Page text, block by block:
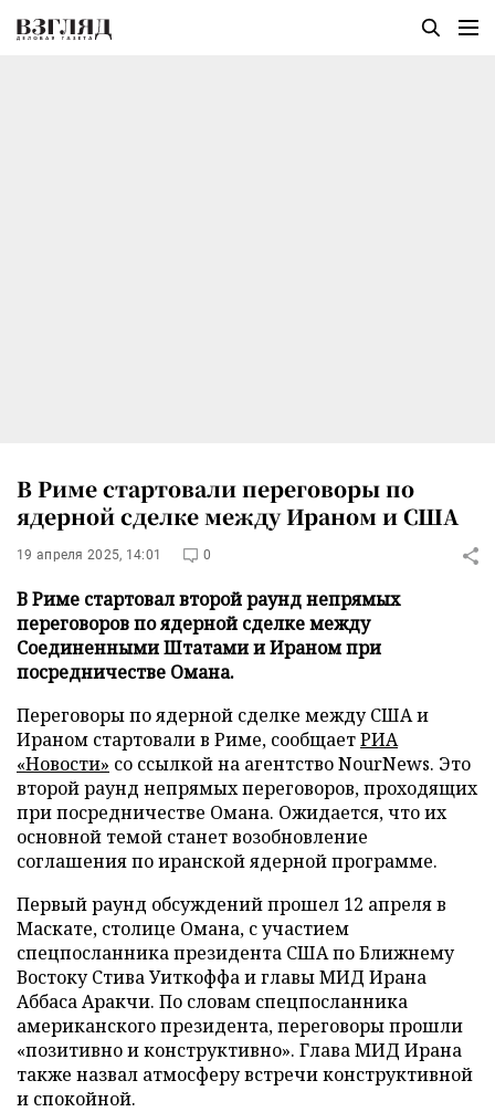
В Риме стартовали переговоры по
ядерной сделке между Ираном и США
19 апреля 2025, 14:01 0
В Риме стартовал второй раунд непрямых
переговоров по ядерной сделке между
Соединенными Штатами и Ираном при
посредничестве Омана.
Переговоры по ядерной сделке между США и
Ираном стартовали в Риме, сообщаетРИА
«Новости» со ссылкой на агентство NourNews. Это
второй раунд непрямых переговоров, проходящих
при посредничестве Омана. Ожидается, что их
основной темой станет возобновление
соглашения по иранской ядерной программе.
Первый раунд обсуждений прошел 12 апреля в
Маскате, столице Омана, с участием
спецпосланника президента США по Ближнему
Востоку Стива Уиткоффа и главы МИД Ирана
Аббаса Аракчи. По словам спецпосланника
американского президента, переговоры прошли
«позитивно и конструктивно». Глава МИД Ирана
также назвал атмосферу встречи конструктивной
и спокойной.